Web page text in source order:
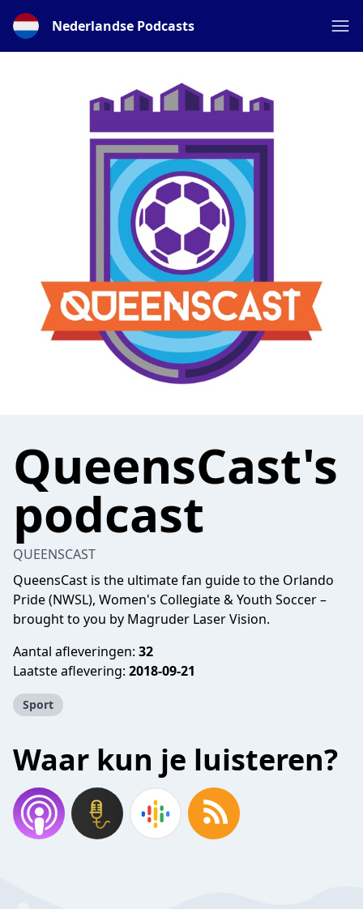
Nederlandse Podcasts
QueensCast's
podcast
QUEENSCAST
QueensCast is the ultimate fan guide to the Orlando
Pride (NWSL), Women's Collegiate & Youth Soccer –
brought to you by Magruder Laser Vision.
Aantal afleveringen: 32
Laatste aflevering: 2018-09-21
Sport
Waar kun je luisteren?